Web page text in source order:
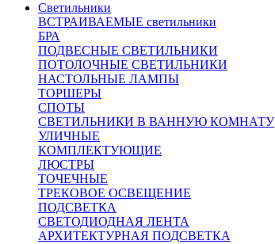
Светильники
ВСТРАИВАЕМЫЕ светильники
БРА
ПОДВЕСНЫЕ СВЕТИЛЬНИКИ
ПОТОЛОЧНЫЕ СВЕТИЛЬНИКИ
НАСТОЛЬНЫЕ ЛАМПЫ
ТОРШЕРЫ
СПОТЫ
СВЕТИЛЬНИКИ В ВАННУЮ КОМНАТУ
УЛИЧНЫЕ
КОМПЛЕКТУЮЩИЕ
ЛЮСТРЫ
ТОЧЕЧНЫЕ
ТРЕКОВОЕ ОСВЕЩЕНИЕ
ПОДСВЕТКА
СВЕТОДИОДНАЯ ЛЕНТА
АРХИТЕКТУРНАЯ ПОДСВЕТКА